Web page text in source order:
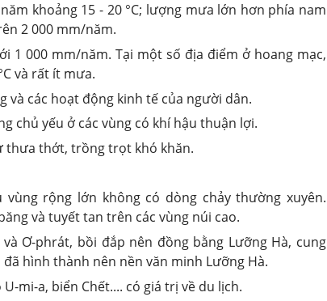
khoảng 15 - 20 °C; lượng mưa lớn hơn phía nam
2 000 mm/năm.
1 000 mm/năm. Tại một số địa điểm ở hoang mạc,
và rất ít mưa.
và các hoạt động kinh tế của người dân.
chủ yếu ở các vùng có khí hậu thuận lợi.
thưa thớt, trồng trọt khó khăn.
rộng lớn không có dòng chảy thường xuyên.
và tuyết tan trên các vùng núi cao.
Ơ-phrát, bồi đắp nên đồng bằng Lưỡng Hà, cung
hình thành nên nền văn minh Lưỡng Hà.
mi-a, biển Chết.... có giá trị về du lịch.